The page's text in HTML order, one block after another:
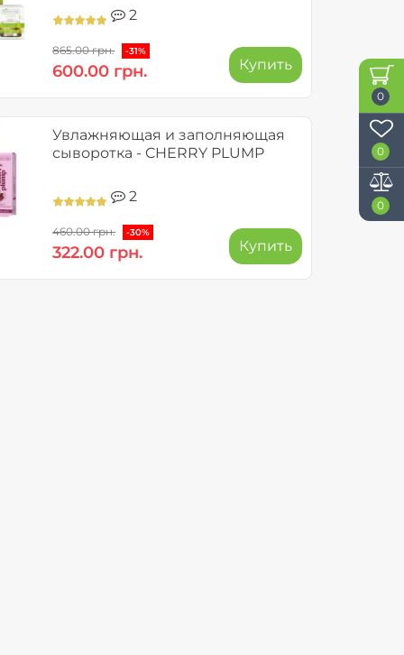
0
0
0
2
865.00 грн. -31%
600.00 грн. Купить
Увлажняющая и заполняющая
сыворотка - CHERRY PLUMP
2
460.00 грн. -30%
322.00 грн. Купить